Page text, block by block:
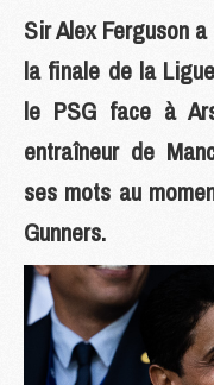
Sir Alex Ferguson
la finale de la
le PSG face à
entraîneur de
ses mots au
Gunners.